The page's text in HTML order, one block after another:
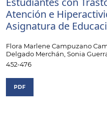
Atención e
Asignatura de
Flora Marlene Campuzano
Delgado Merchán, Sonia
452-476
PDF